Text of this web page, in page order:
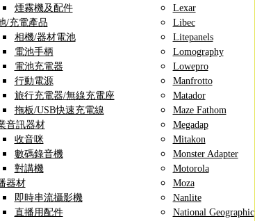
煙霧機及配件
/充電產品
相機/器材電池
電池手柄
電池充電器
行動電源
旅行充電器/無線充電座
拖板/USB快速充電線
音訊器材
收音咪
數碼錄音機
對講機
器材
即時串流攝影機
直播用配件
Lexar
Libec
Litepanels
Lomography
Lowepro
Manfrotto
Matador
Maze Fathom
Megadap
Mitakon
Monster Adapter
Motorola
Moza
Nanlite
National Geographic